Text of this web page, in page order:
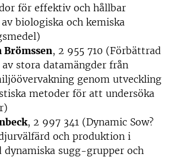
för effektiv och hållbar
biologiska och kemiska
Brömssen, 2 955 710 (Förbättrad
stora datamängder från
genom utveckling
metoder för att undersöka
, 2 997 341 (Dynamic Sow?
och produktion i
dynamiska sugg-grupper och